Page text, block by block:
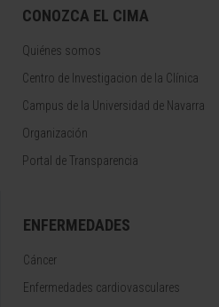
CONOZCA EL CIMA
Quiénes somos
Centro de Investigacion de la Clínica
Campus de la Universidad de Navarra
Organización
Portal de Transparencia
ENFERMEDADES
Cáncer
Enfermedades cardiovasculares